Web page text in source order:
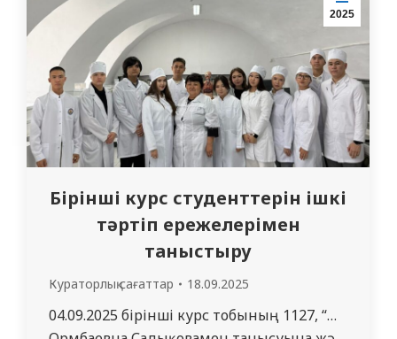
2025
Бірінші курс студенттерін ішкі
тәртіп ережелерімен
таныстыру
Кураторлық сағаттар 18.09.2025
04.09.2025 бірінші курс тобының 1127,